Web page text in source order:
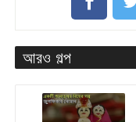
আরও গল্প